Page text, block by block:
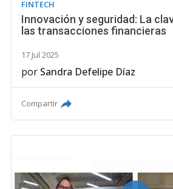
FINTECH
Innovación y seguridad: La
las transacciones financieras
17 Jul 2025
por Sandra Defelipe Díaz
Compartir